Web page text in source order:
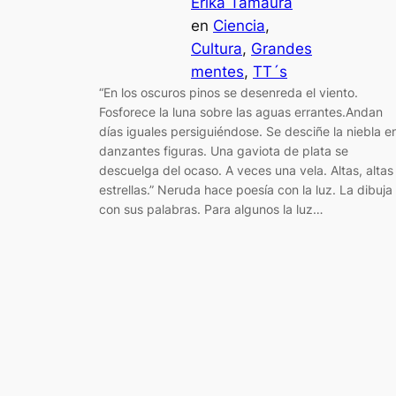
en Ciencia
Cultura, Grandes
mentes, TT´s
“En los oscuros pinos se desenreda el viento.
Fosforece la luna sobre las aguas errantes.Andan
días iguales persiguiéndose. Se desciñe la niebla
danzantes figuras. Una gaviota de plata se
descuelga del ocaso. A veces una vela. Altas, altas
estrellas.” Neruda hace poesía con la luz. La dibuja
con sus palabras. Para algunos la luz…